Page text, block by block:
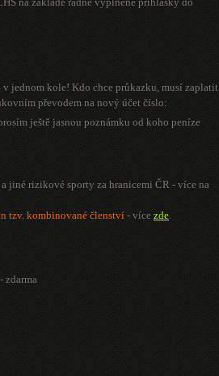
jednom kole! Kdo chce průkazku, musí zaplatit
převodem na nový účet číslo:
ještě jasnou poznámku od koho peníze
jiné rizikové sporty za hranicemi ČR - více na
tzv. kombinované členství- více zde.
zdarma